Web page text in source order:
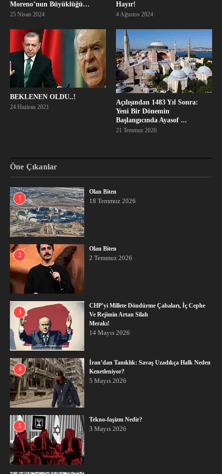
Moreno’nun Büyüklüğü…
25 Nisan 2024
Hayır!
4 Ağustos 2024
BEKLENEN OLDU..!
24 Haziran 2021
Açılışından 1483 Yıl Sonra:
Yeni Bir Dönemin
Başlangıcında Ayasof ...
21 Temmuz 2020
Öne Çıkanlar
1
Olan Biten
18 Temmuz 2026
2
Olan Biten
2 Temmuz 2026
3
CHP’yi Millete Döndürme Çabaları, İç Cephe
Ve Rejimin Artan Silah
Merakı!
14 Mayıs 2026
4
İran’dan Tanıklık: Savaş Uzadıkça Halk Neden
Kenetleniyor?
5 Mayıs 2026
5
Tekno-faşizm Nedir?
3 Mayıs 2026